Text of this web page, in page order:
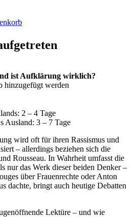
ist Aufklärung wirklich?
hinzugefügt werden
2 – 4 Tage
Ausland: 3 – 7 Tage
wird oft für ihren Rassismus und
– allerdings beziehen sich die
Rousseau. In Wahrheit umfasst die
nur das Werk dieser beiden Denker –
über Frauenrechte oder Anton
dachte, bringt auch heutige Debatten
Lektüre – und wie